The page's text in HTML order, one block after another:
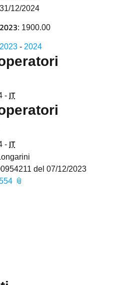
31/12/2024
2023: 1900.00
2023 - 2024
- IT
- IT
del 07/12/2023